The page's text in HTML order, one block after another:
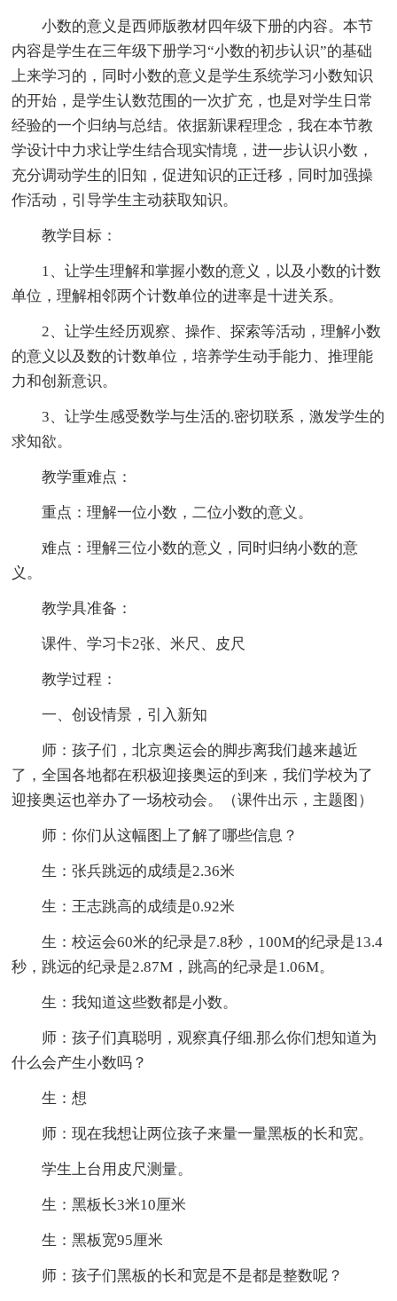
小数的意义是西师版教材四年级下册的内容。本节
内容是学生在三年级下册学习“小数的初步认识”的基础
上来学习的，同时小数的意义是学生系统学习小数知识
的开始，是学生认数范围的一次扩充，也是对学生日常
经验的一个归纳与总结。依据新课程理念，我在本节教
学设计中力求让学生结合现实情境，进一步认识小数，
充分调动学生的旧知，促进知识的正迁移，同时加强操
作活动，引导学生主动获取知识。
教学目标：
1、让学生理解和掌握小数的意义，以及小数的计数
单位，理解相邻两个计数单位的进率是十进关系。
2、让学生经历观察、操作、探索等活动，理解小数
的意义以及数的计数单位，培养学生动手能力、推理能
力和创新意识。
3、让学生感受数学与生活的.密切联系，激发学生的
求知欲。
教学重难点：
重点：理解一位小数，二位小数的意义。
难点：理解三位小数的意义，同时归纳小数的意
义。
教学具准备：
课件、学习卡2张、米尺、皮尺
教学过程：
一、创设情景，引入新知
师：孩子们，北京奥运会的脚步离我们越来越近
了，全国各地都在积极迎接奥运的到来，我们学校为了
迎接奥运也举办了一场校动会。（课件出示，主题图）
师：你们从这幅图上了解了哪些信息？
生：张兵跳远的成绩是2.36米
生：王志跳高的成绩是0.92米
生：校运会60米的纪录是7.8秒，100M的纪录是13.4
秒，跳远的纪录是2.87M，跳高的纪录是1.06M。
生：我知道这些数都是小数。
师：孩子们真聪明，观察真仔细.那么你们想知道为
什么会产生小数吗？
生：想
师：现在我想让两位孩子来量一量黑板的长和宽。
学生上台用皮尺测量。
生：黑板长3米10厘米
生：黑板宽95厘米
师：孩子们黑板的长和宽是不是都是整数呢？